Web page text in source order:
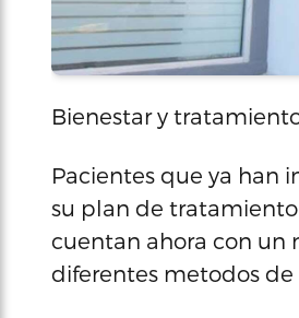
Bienestar y
Pacientes que ya han
su plan de
cuentan ahora con un
diferentes metodos